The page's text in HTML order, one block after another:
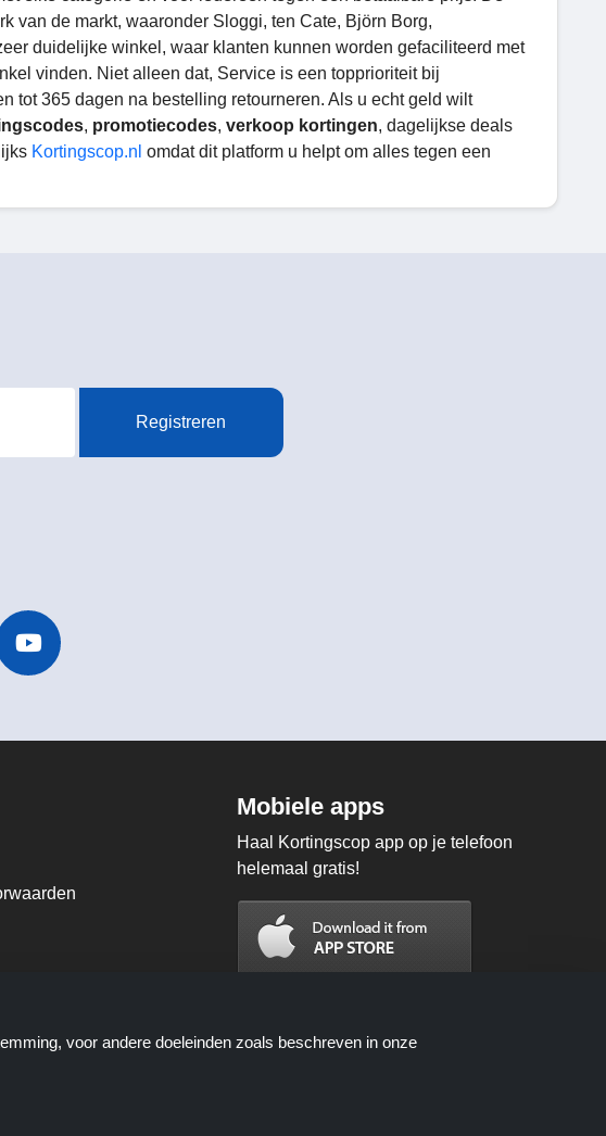
van de markt, waaronder Sloggi, ten Cate, Björn Borg,
duidelijke winkel, waar klanten kunnen worden gefaciliteerd met
vinden. Niet alleen dat, Service is een topprioriteit bij
tot 365 dagen na bestelling retourneren. Als u echt geld wilt
, promotiecodes, verkoop kortingen, dagelijkse deals
Kortingscop.nl omdat dit platform u helpt om alles tegen een
Registreren
Mobiele apps
Haal Kortingscop app op je telefoon
helemaal gratis!
voor andere doeleinden zoals beschreven in onze